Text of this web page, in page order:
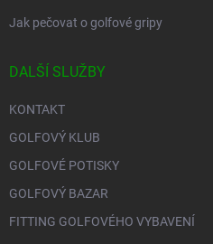
Jak pečovat o golfové gripy
DALŠÍ SLUŽBY
KONTAKT
GOLFOVÝ KLUB
GOLFOVÉ POTISKY
GOLFOVÝ BAZAR
FITTING GOLFOVÉHO VYBAVENÍ